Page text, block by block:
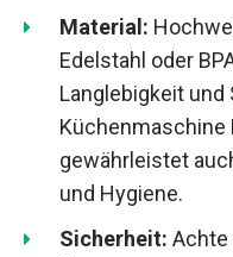
Material:
Edelstahl oder
Langlebigkeit und
Küchenmaschine
gewährleistet
und Hygiene.
Sicherheit: